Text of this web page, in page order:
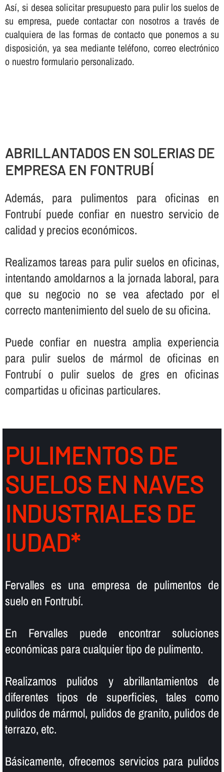
Así­, si desea solicitar presupuesto para pulir los suelos de
su empresa, puede contactar con nosotros a través de
cualquiera de las formas de contacto que ponemos a su
disposición, ya sea mediante teléfono, correo electrónico
o nuestro formulario personalizado.
ABRILLANTADOS EN SOLERIAS DE
EMPRESA EN FONTRUBÍ
Además, para pulimentos para oficinas en
Fontrubí puede confiar en nuestro servicio de
calidad y precios económicos.
Realizamos tareas para pulir suelos en oficinas,
intentando amoldarnos a la jornada laboral, para
que su negocio no se vea afectado por el
correcto mantenimiento del suelo de su oficina.
Puede confiar en nuestra amplia experiencia
para pulir suelos de mármol de oficinas en
Fontrubí o pulir suelos de gres en oficinas
compartidas u oficinas particulares.
PULIMENTOS DE
SUELOS EN NAVES
INDUSTRIALES DE
IUDAD*
Fervalles es una empresa de pulimentos de
suelo en Fontrubí.
En Fervalles puede encontrar soluciones
económicas para cualquier tipo de pulimento.
Realizamos pulidos y abrillantamientos de
diferentes tipos de superficies, tales como
pulidos de mármol, pulidos de granito, pulidos de
terrazo, etc.
Básicamente, ofrecemos servicios para pulidos